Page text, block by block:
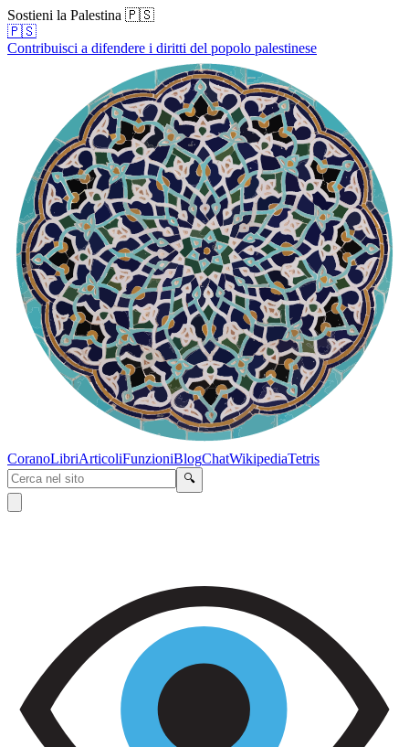
Sostieni la Palestina 🇵🇸
🇵🇸
Contribuisci a difendere i diritti del popolo palestinese
CoranoLibriArticoliFunzioniBlogChatWikipediaTetris
🔍